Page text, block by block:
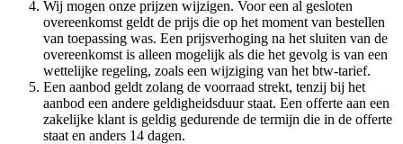
Wij mogen onze prijzen wijzigen. Voor een al gesloten
overeenkomst geldt de prijs die op het moment van bestellen
van toepassing was. Een prijsverhoging na het sluiten van de
overeenkomst is alleen mogelijk als die het gevolg is van een
wettelijke regeling, zoals een wijziging van het btw-tarief.
Een aanbod geldt zolang de voorraad strekt, tenzij bij het
aanbod een andere geldigheidsduur staat. Een offerte aan een
zakelijke klant is geldig gedurende de termijn die in de offerte
staat en anders 14 dagen.